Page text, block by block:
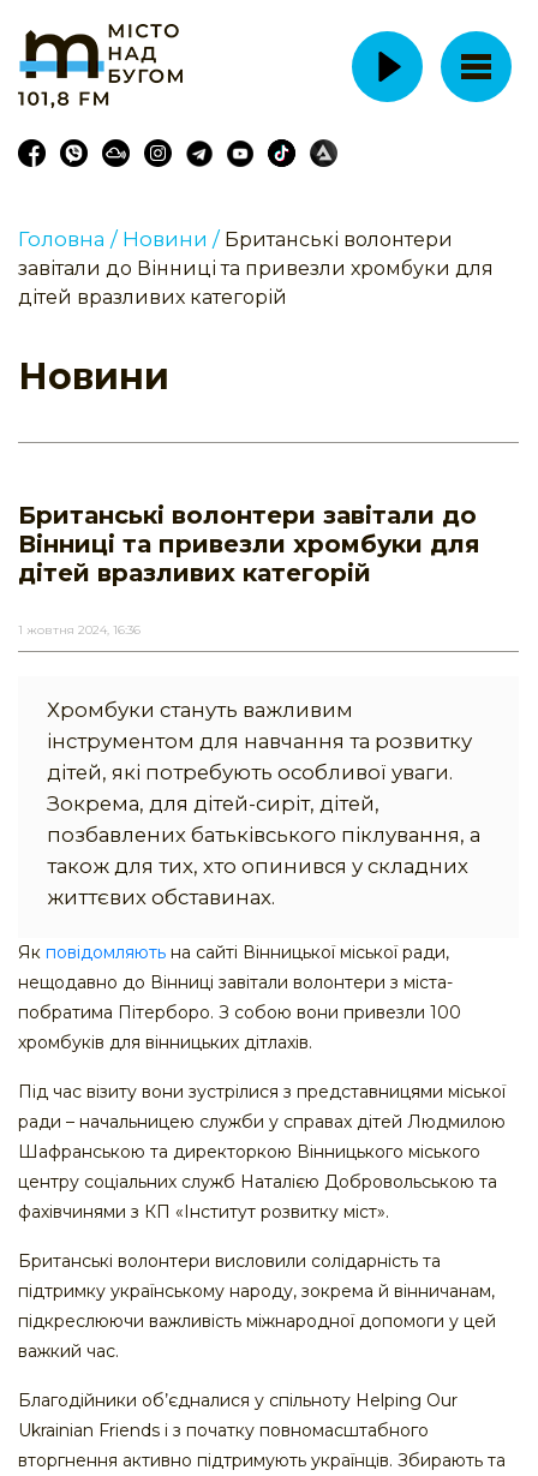
Головна / Новини / Британські волонтери
завітали до Вінниці та привезли хромбуки для
дітей вразливих категорій
Новини
Британські волонтери завітали до
Вінниці та привезли хромбуки для
дітей вразливих категорій
1 жовтня 2024, 16:36
Хромбуки стануть важливим
інструментом для навчання та розвитку
дітей, які потребують особливої уваги.
Зокрема, для дітей-сиріт, дітей,
позбавлених батьківського піклування, а
також для тих, хто опинився у складних
життєвих обставинах.
Як повідомляють на сайті Вінницької міської ради,
нещодавно до Вінниці завітали волонтери з міста-
побратима Пітерборо. З собою вони привезли 100
хромбуків для вінницьких дітлахів.
Під час візиту вони зустрілися з представницями міської
ради – начальницею служби у справах дітей Людмилою
Шафранською та директоркою Вінницького міського
центру соціальних служб Наталією Добровольською та
фахівчинями з КП «Інститут розвитку міст».
Британські волонтери висловили солідарність та
підтримку українському народу, зокрема й вінничанам,
підкреслюючи важливість міжнародної допомоги у цей
важкий час.
Благодійники об’єдналися у спільноту Helping Our
Ukrainian Friends і з початку повномасштабного
вторгнення активно підтримують українців. Збирають та